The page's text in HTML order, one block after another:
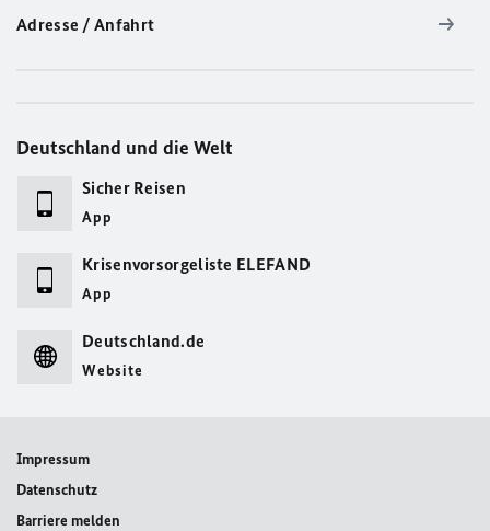
Adresse / Anfahrt
Deutschland und die Welt
Sicher Reisen
App
Krisenvorsorgeliste ELEFAND
App
Deutschland.de
Website
Impressum
Datenschutz
Barriere melden